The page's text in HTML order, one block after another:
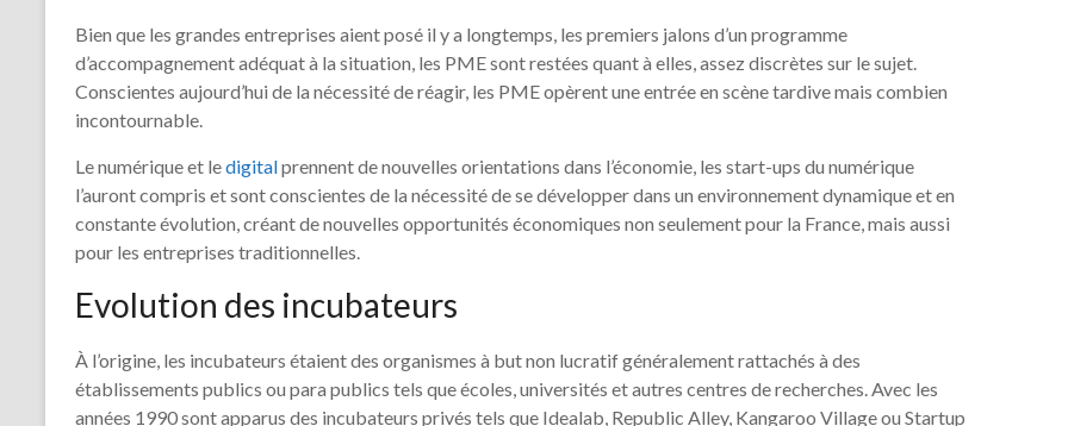
Bien que les grandes entreprises aient posé il y a longtemps, les premiers jalons d’un programme
d’accompagnement adéquat à la situation, les PME sont restées quant à elles, assez discrètes sur le sujet.
Conscientes aujourd’hui de la nécessité de réagir, les PME opèrent une entrée en scène tardive mais combien
incontournable.
Le numérique et ledigitalprennent de nouvelles orientations dans l’économie, les start-ups du numérique
l’auront compris et sont conscientes de la nécessité de se développer dans un environnement dynamique et en
constante évolution, créant de nouvelles opportunités économiques non seulement pour la France, mais aussi
pour les entreprises traditionnelles.
Evolution des incubateurs
À l’origine, les incubateurs étaient des organismes à but non lucratif généralement rattachés à des
établissements publics ou para publics tels que écoles, universités et autres centres de recherches. Avec les
années 1990 sont apparus des incubateurs privés tels que Idealab, Republic Alley, Kangaroo Village ou Startup